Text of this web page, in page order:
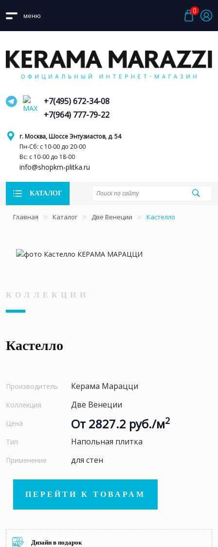
меню
0
г. Москва, Шоссе Энтузиастов, д. 54
Пн-Сб: с 10-00 до 20-00
Вс: с 10-00 до 18-00
info@shopkm-plitka.ru
+7(495) 672-34-08
+7(964) 777-79-22
КАТАЛОГ
Главная Каталог Две Венеции Кастелло
КОЛЛЕКЦИИ
Кастелло
Производитель Керама Марацци
Коллекция Две Венеции
Цена От 2827.2 руб./м2
Тип Напольная плитка
Применение для стен
ПЕРЕЙТИ К ТОВАРАМ
Дизайн в подарок